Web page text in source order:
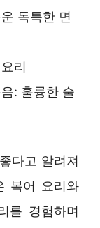
독특한 면
리
: 훌륭한 술
다고 알려져
복어 요리와
를 경험하며